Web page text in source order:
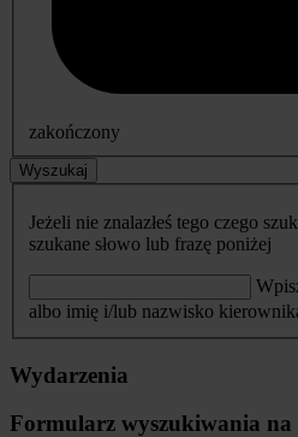
zakończony
Wyszukaj
Jeżeli nie znalazłeś tego czego
szukane słowo lub frazę poniżej
albo imię i/lub nazwisko
Wydarzenia
Formularz wyszukiwania na